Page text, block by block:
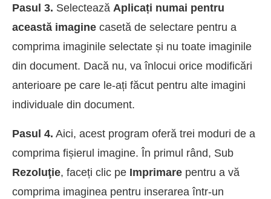
Pasul 3. Selectează Aplicați numai pentru
această imagine casetă de selectare pentru a
comprima imaginile selectate și nu toate imaginile
din document. Dacă nu, va înlocui orice modificări
anterioare pe care le-ați făcut pentru alte imagini
individuale din document.
Pasul 4. Aici, acest program oferă trei moduri de a
comprima fișierul imagine. În primul rând, Sub
Rezoluţie, faceți clic pe Imprimare pentru a vă
comprima imaginea pentru inserarea într-un